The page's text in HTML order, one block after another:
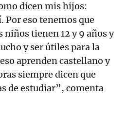
dicen mis hijos:
Por eso tenemos que
tienen 12 y 9 años y
y ser útiles para la
aprenden castellano y
siempre dicen que
de estudiar”, comenta